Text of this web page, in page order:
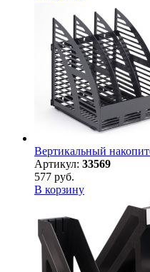
Вертикальный
Артикул: 33569
577 руб.
В корзину